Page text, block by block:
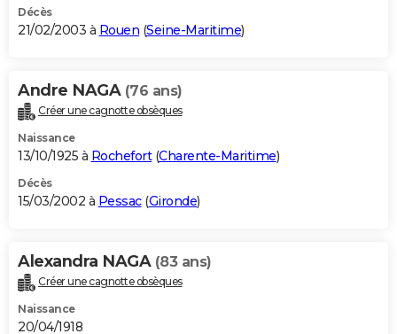
Décès
21/02/2003 à Rouen (Seine-Maritime)
Andre NAGA (76 ans)
Créer une cagnotte obsèques
Naissance
13/10/1925 à Rochefort(Charente-Maritime)
Décès
15/03/2002 à Pessac(Gironde)
Alexandra NAGA (83 ans)
Créer une cagnotte obsèques
Naissance
20/04/1918